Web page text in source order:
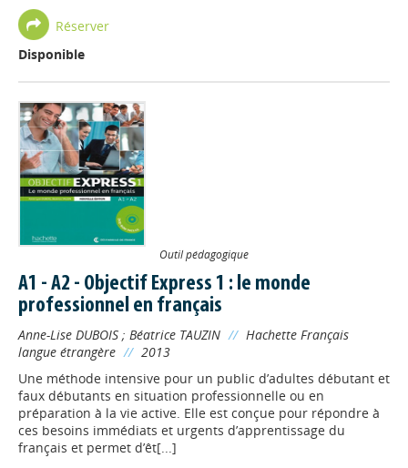
Réserver
Disponible
Outil pédagogique
A1 - A2 - Objectif Express 1 : le monde
professionnel en français
Anne-Lise DUBOIS ; Béatrice TAUZIN // Hachette Français
langue étrangère // 2013
Une méthode intensive pour un public d’adultes débutant et
faux débutants en situation professionnelle ou en
préparation à la vie active. Elle est conçue pour répondre à
ces besoins immédiats et urgents d’apprentissage du
français et permet d’êt[...]